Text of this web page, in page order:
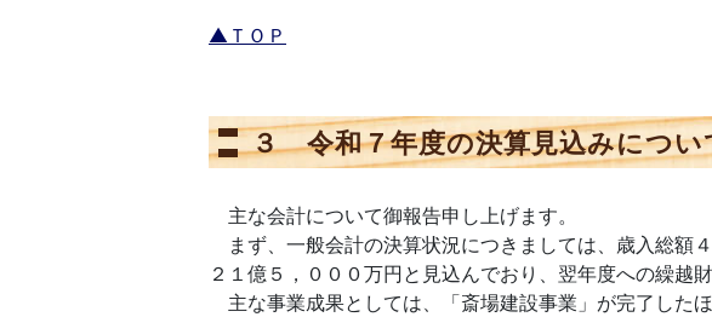
▲ＴＯＰ
３ 令和７年度の決算見込みについ
主な会計について御報告申し上げます。
まず、一般会計の決算状況につきましては、歳入総額
２１億５，０００万円と見込んでおり、翌年度への繰越
主な事業成果としては、「斎場建設事業」が完了した